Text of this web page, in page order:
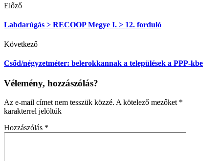
Előző
Labdarúgás > RECOOP Megye I. > 12. forduló
Következő
Csőd/négyzetméter: belerokkannak a települések a PPP-kbe
Vélemény, hozzászólás?
Az e-mail címet nem tesszük közzé. A kötelező mezőket *
karakterrel jelöltük
Hozzászólás *